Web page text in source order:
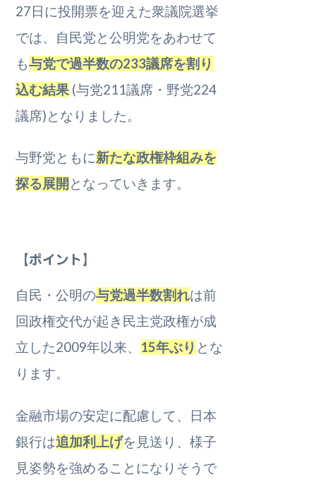
27日に投開票を迎えた衆議院選挙
では、自民党と公明党をあわせて
も与党で過半数の233議席を割り
込む結果 (与党211議席・野党224
議席)となりました。
与野党ともに新たな政権枠組みを
探る展開 となっていきます。
【ポイント】
自民・公明の与党過半数割れは前
回政権交代が起き民主党政権が成
立した2009年以来、 15年ぶり とな
ります。
金融市場の安定に配慮して、日本
銀行は追加利上げを見送り、様子
見姿勢を強めることになりそうで